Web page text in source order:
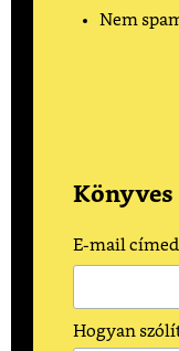
Nem
E-mail címed
Hogyan